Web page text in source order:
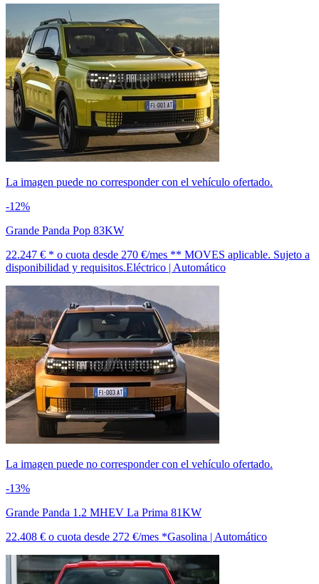
La imagen puede no corresponder con el vehículo ofertado.
-12%
Grande Panda Pop 83KW
22.247 € * o cuota desde 270 €/mes ** MOVES aplicable. Sujeto a
disponibilidad y requisitos.Eléctrico | Automático
La imagen puede no corresponder con el vehículo ofertado.
-13%
Grande Panda 1.2 MHEV La Prima 81KW
22.408 € o cuota desde 272 €/mes *Gasolina | Automático